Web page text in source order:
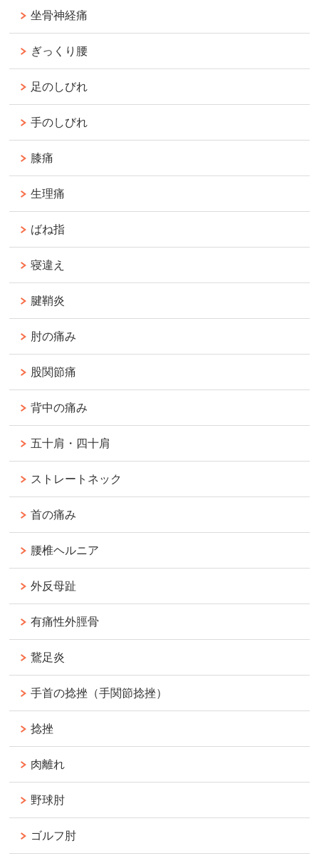
坐骨神経痛
ぎっくり腰
足のしびれ
手のしびれ
膝痛
生理痛
ばね指
寝違え
腱鞘炎
肘の痛み
股関節痛
背中の痛み
五十肩・四十肩
ストレートネック
首の痛み
腰椎ヘルニア
外反母趾
有痛性外脛骨
鵞足炎
手首の捻挫（手関節捻挫）
捻挫
肉離れ
野球肘
ゴルフ肘